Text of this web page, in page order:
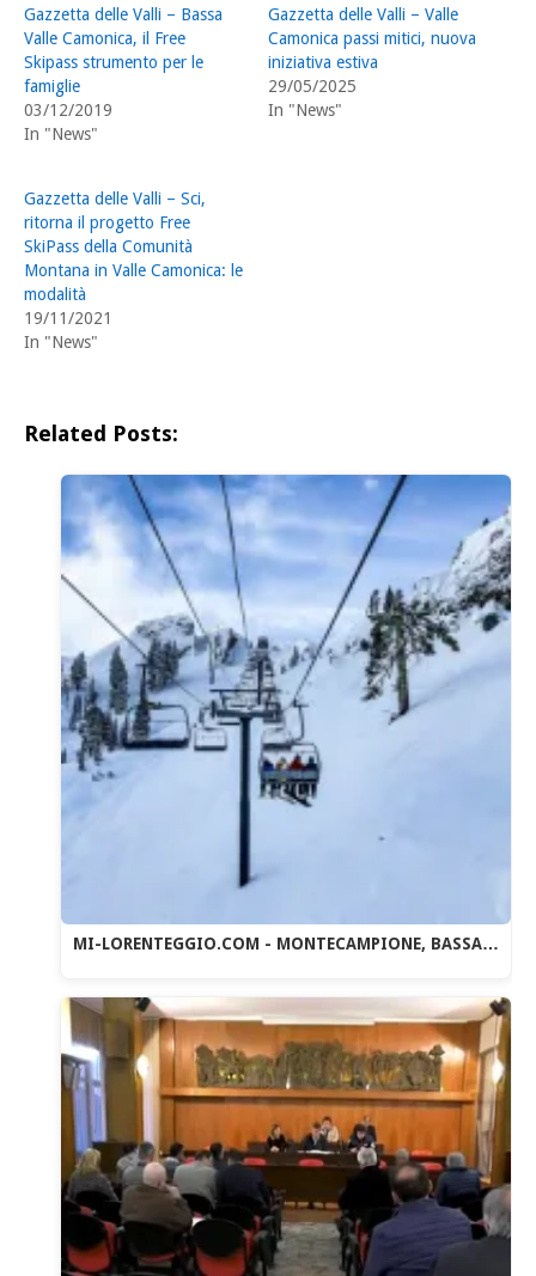
Gazzetta delle Valli – Bassa
Valle Camonica, il Free
Skipass strumento per le
famiglie
03/12/2019
In "News"
Gazzetta delle Valli – Valle
Camonica passi mitici, nuova
iniziativa estiva
29/05/2025
In "News"
Gazzetta delle Valli – Sci,
ritorna il progetto Free
SkiPass della Comunità
Montana in Valle Camonica: le
modalità
19/11/2021
In "News"
Related Posts:
MI-LORENTEGGIO.COM - MONTECAMPIONE, BASSA…